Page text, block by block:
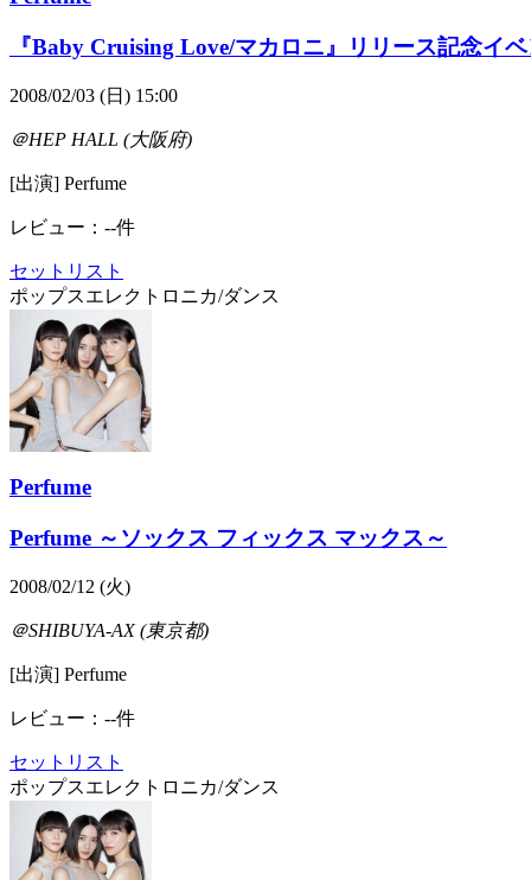
『Baby Cruising Love/マカロニ』リリース記念イ
2008/02/03 (日) 15:00
＠HEP HALL (大阪府)
[出演] Perfume
レビュー：--件
セットリスト
ポップスエレクトロニカ/ダンス
Perfume
Perfume ～ソックス フィックス マックス～
2008/02/12 (火)
＠SHIBUYA-AX (東京都)
[出演] Perfume
レビュー：--件
セットリスト
ポップスエレクトロニカ/ダンス